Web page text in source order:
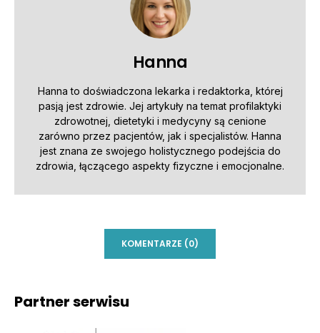
Hanna
Hanna to doświadczona lekarka i redaktorka, której
pasją jest zdrowie. Jej artykuły na temat profilaktyki
zdrowotnej, dietetyki i medycyny są cenione
zarówno przez pacjentów, jak i specjalistów. Hanna
jest znana ze swojego holistycznego podejścia do
zdrowia, łączącego aspekty fizyczne i emocjonalne.
KOMENTARZE (0)
Partner serwisu